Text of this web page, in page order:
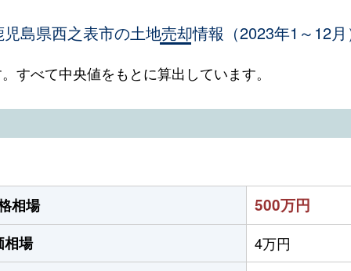
児島県西之表市の土地売却情報（2023年1～12月
すべて中央値をもとに算出しています。
相場 500万円
相場
4万円